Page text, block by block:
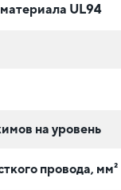
UL94
на уровень
провода, мм²